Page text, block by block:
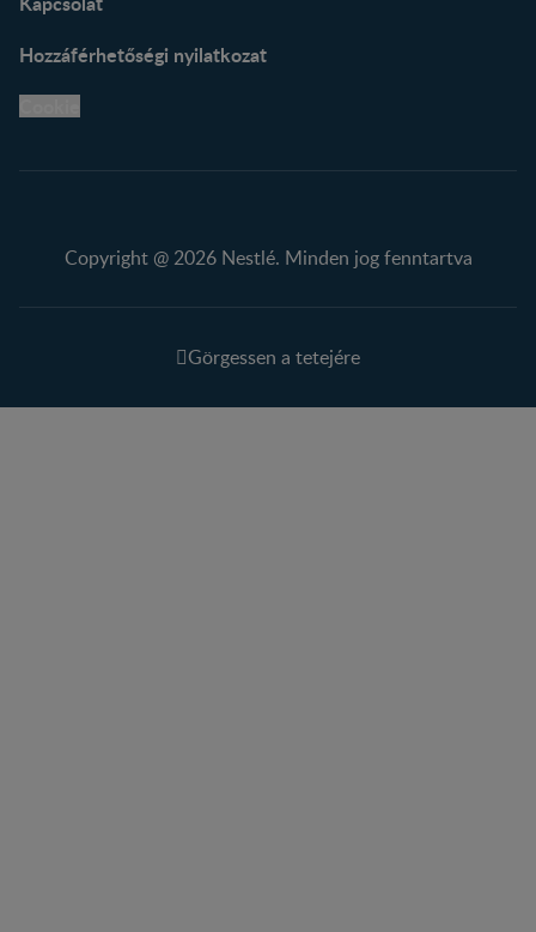
Hozzáférhetőségi nyilatkozat
Copyright @ 2026 Nestlé. Minden jog fenntartva
Görgessen a tetejére